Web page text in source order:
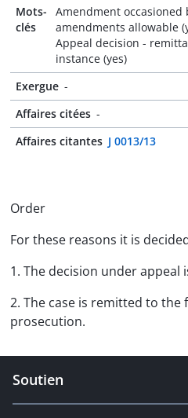
Mots-
clés
Amendment
amendments allowable
Appeal decision -
instance (yes)
Exergue -
Affaires citées -
Affaires citantes J 0013/13
Order
For these reasons it is
1. The decision under appeal
2. The case is remitted to
prosecution.
Soutien